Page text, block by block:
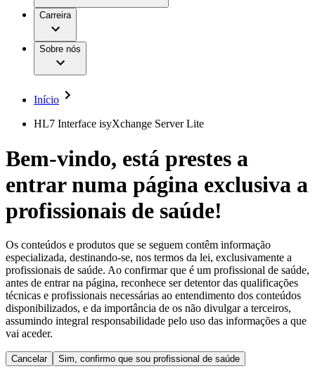
Aesculap Academy
Contentores Estéreis
Neurocirurgia
Nutrição Clínica
Prevenção e Controlo de Infeções
Retenção Urinária e Urologia
Suturas e Especialidades Cirúrgicas
Terapias de Infusão
Terapia de Intervenção Vascular
Tratamento de Feridas
Tratamento de Sangue Extracorporal
Soluções
Terapias
Patologias e Cuidados
Serviços
Cuidados Domiciliários
Coordenamos os seus cuidados médicos quando recebe alta
do hospital. Para mais informações, visite a nossa página de
cuidados domiciliários.
Trabalhar na B. Braun
Oportunidades de emprego
A nossa cultura
Vagas disponíveis
Descubra as tuas oportunidades de carreira na B. Braun.
Pesquise no nosso mercado de trabalho global por perfis de
trabalho interessantes.
Centro de Inovação
Responsabilidade
Acesso aos Cuidados de Saúde
Comunicados de Imprensa
Contactos
Formulário de Contacto
Empresa
Responsabilidade
Media
Carreira
Sobre nós
Início
HL7 Interface isyXchange Server Lite
Bem-vindo, está prestes a
entrar numa página exclusiva a
profissionais de saúde!
Os conteúdos e produtos que se seguem contêm informação
especializada, destinando-se, nos termos da lei, exclusivamente a
profissionais de saúde. Ao confirmar que é um profissional de saúde,
antes de entrar na página, reconhece ser detentor das qualificações
técnicas e profissionais necessárias ao entendimento dos conteúdos
disponibilizados, e da importância de os não divulgar a terceiros,
assumindo integral responsabilidade pelo uso das informações a que
vai aceder.
Cancelar Sim, confirmo que sou profissional de saúde